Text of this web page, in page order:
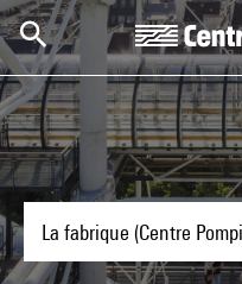
Aller au contenu principal
Centre Pompidou